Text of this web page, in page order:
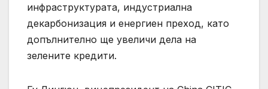
инфраструктурата, индустриална
декарбонизация и енергиен преход, като
допълнително ще увеличи дела на
зелените кредити.